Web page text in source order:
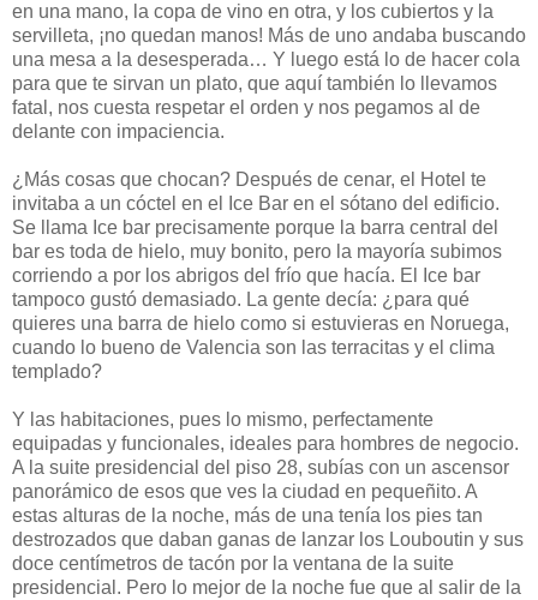
en una mano, la copa de vino en otra, y los cubiertos y la
servilleta, ¡no quedan manos! Más de uno andaba buscando
una mesa a la desesperada… Y luego está lo de hacer cola
para que te sirvan un plato, que aquí también lo llevamos
fatal, nos cuesta respetar el orden y nos pegamos al de
delante con impaciencia.
¿Más cosas que chocan? Después de cenar, el Hotel te
invitaba a un cóctel en el Ice Bar en el sótano del edificio.
Se llama Ice bar precisamente porque la barra central del
bar es toda de hielo, muy bonito, pero la mayoría subimos
corriendo a por los abrigos del frío que hacía. El Ice bar
tampoco gustó demasiado. La gente decía: ¿para qué
quieres una barra de hielo como si estuvieras en Noruega,
cuando lo bueno de Valencia son las terracitas y el clima
templado?
Y las habitaciones, pues lo mismo, perfectamente
equipadas y funcionales, ideales para hombres de negocio.
A la suite presidencial del piso 28, subías con un ascensor
panorámico de esos que ves la ciudad en pequeñito. A
estas alturas de la noche, más de una tenía los pies tan
destrozados que daban ganas de lanzar los Louboutin y sus
doce centímetros de tacón por la ventana de la suite
presidencial. Pero lo mejor de la noche fue que al salir de la